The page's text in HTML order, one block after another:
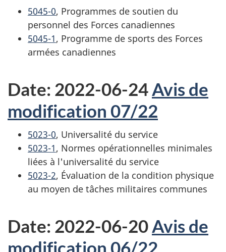
5045-0, Programmes de soutien du
personnel des Forces canadiennes
5045-1, Programme de sports des Forces
armées canadiennes
Date: 2022-06-24Avis de
modification 07/22
5023-0, Universalité du service
5023-1, Normes opérationnelles minimales
liées à l'universalité du service
5023-2, Évaluation de la condition physique
au moyen de tâches militaires communes
Date: 2022-06-20Avis de
modification 06/22